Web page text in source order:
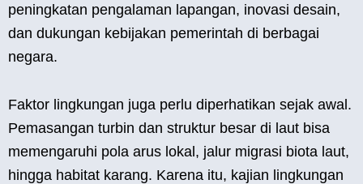
peningkatan pengalaman lapangan, inovasi desain,
dan dukungan kebijakan pemerintah di berbagai
negara.
Faktor lingkungan juga perlu diperhatikan sejak awal.
Pemasangan turbin dan struktur besar di laut bisa
memengaruhi pola arus lokal, jalur migrasi biota laut,
hingga habitat karang. Karena itu, kajian lingkungan